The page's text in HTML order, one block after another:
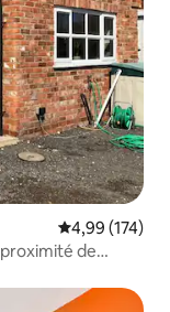
Évaluation
4,99 (174)
de